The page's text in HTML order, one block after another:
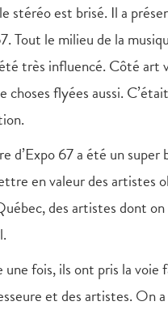
stéréo est brisé. Il a
Tout le milieu de la
très influencé. Côté art
choses flyées aussi.
d’Expo 67 a été un super
en valeur des artistes
des artistes dont
fois, ils ont pris la voie
et des artistes. On